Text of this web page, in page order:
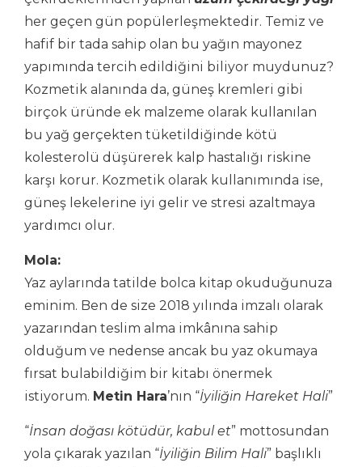
her geçen gün popülerleşmektedir. Temiz ve
hafif bir tada sahip olan bu yağın mayonez
yapımında tercih edildiğini biliyor muydunuz?
Kozmetik alanında da, güneş kremleri gibi
birçok üründe ek malzeme olarak kullanılan
bu yağ gerçekten tüketildiğinde kötü
kolesterolü düşürerek kalp hastalığı riskine
karşı korur. Kozmetik olarak kullanımında ise,
güneş lekelerine iyi gelir ve stresi azaltmaya
yardımcı olur.
Mola:
Yaz aylarında tatilde bolca kitap okuduğunuza
eminim. Ben de size 2018 yılında imzalı olarak
yazarından teslim alma imkânına sahip
olduğum ve nedense ancak bu yaz okumaya
fırsat bulabildiğim bir kitabı önermek
istiyorum. Metin Hara’nın “İyiliğin Hareket Hali”
“İnsan doğası kötüdür, kabul et” mottosundan
yola çıkarak yazılan “İyiliğin Bilim Hali” başlıklı